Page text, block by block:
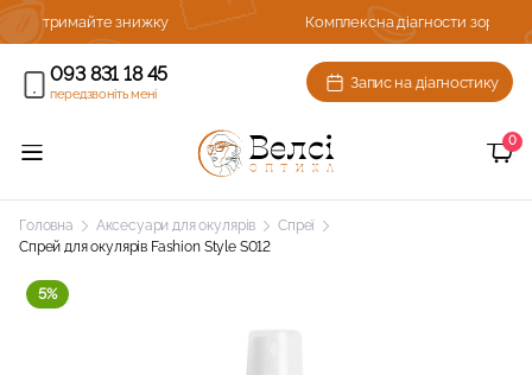
Комплексна діагности зору з підбором окулярів
093 831 18 45
передзвоніть мені
Запис на діагностику
0
Головна Аксесуари для окулярів
Спреї
Спрей для окулярів Fashion Style S012
5%